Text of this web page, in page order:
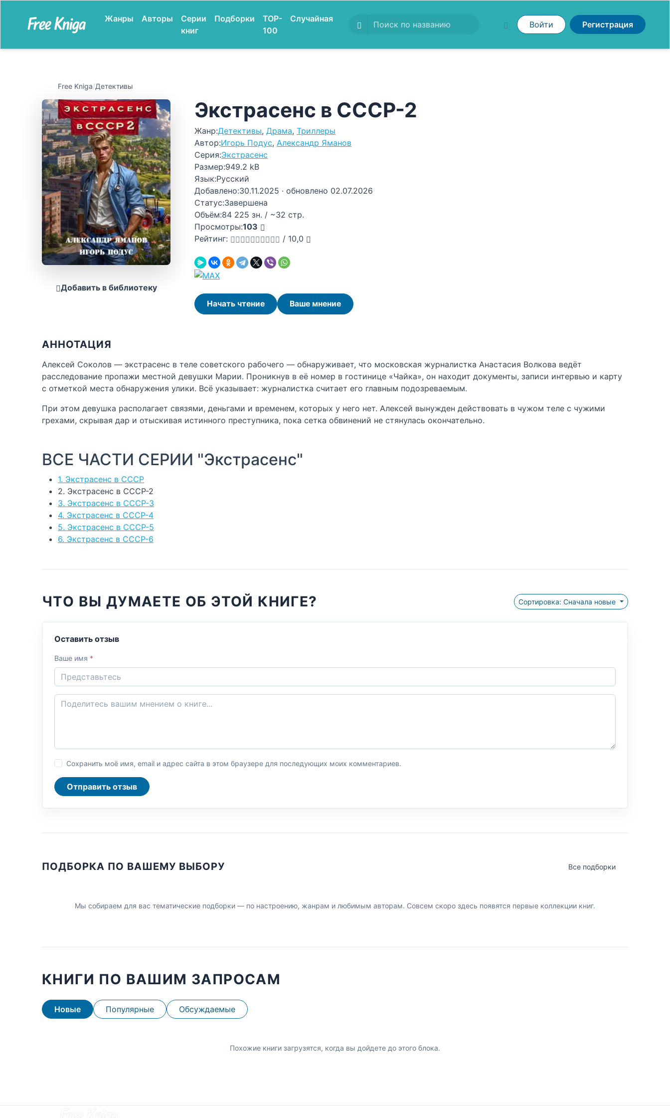
Жанры Авторы
Серии
книг
Подборки
TOP-
100
Случайная
Войти Регистрация
Free Kniga/Детективы
Добавить в библиотеку
Экстрасенс в СССР-2
Жанр:Детективы, Драма, Триллеры
Автор:Игорь Подус, Александр Яманов
Серия:Экстрасенс
Размер:949.2 kB
Язык:Русский
Добавлено:30.11.2025 · обновлено 02.07.2026
Статус:Завершена
Объём:84 225 зн. / ~32 стр.
Просмотры:103
Рейтинг:
/ 10,0
Начать чтение Ваше мнение
АННОТАЦИЯ
Алексей Соколов — экстрасенс в теле советского рабочего — обнаруживает, что московская журналистка Анастасия Волкова ведёт
расследование пропажи местной девушки Марии. Проникнув в её номер в гостинице «Чайка», он находит документы, записи интервью и карту
с отметкой места обнаружения улики. Всё указывает: журналистка считает его главным подозреваемым.
При этом девушка располагает связями, деньгами и временем, которых у него нет. Алексей вынужден действовать в чужом теле с чужими
грехами, скрывая дар и отыскивая истинного преступника, пока сетка обвинений не стянулась окончательно.
ВСЕ ЧАСТИ СЕРИИ "Экстрасенс"
1. Экстрасенс в СССР
2. Экстрасенс в СССР-2
3. Экстрасенс в СССР-3
4. Экстрасенс в СССР-4
5. Экстрасенс в СССР-5
6. Экстрасенс в СССР-6
ЧТО ВЫ ДУМАЕТЕ ОБ ЭТОЙ КНИГЕ? Сортировка: Сначала новые
Оставить отзыв
Ваше имя *
Сохранить моё имя, email и адрес сайта в этом браузере для последующих моих комментариев.
Отправить отзыв
ПОДБОРКА ПО ВАШЕМУ ВЫБОРУ Все подборки
Мы собираем для вас тематические подборки — по настроению, жанрам и любимым авторам. Совсем скоро здесь появятся первые коллекции книг.
КНИГИ ПО ВАШИМ ЗАПРОСАМ
Новые Популярные Обсуждаемые
Похожие книги загрузятся, когда вы дойдете до этого блока.